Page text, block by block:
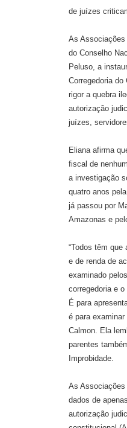
de juízes
As Associações
do Conselho
Peluso, a
Corregedoria do
rigor a quebra
autorização
juízes,
Eliana afirma
fiscal de
a investigação
quatro anos
já passou por
Amazonas e
“Todos têm que
e de renda de
examinado
corregedoria e
É para
é para
Calmon. Ela
parentes
Improbidade.
As Associações
dados de
autorização